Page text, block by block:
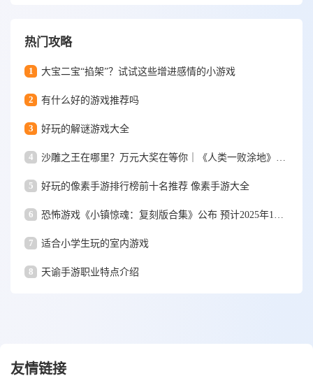
热门攻略
1 大宝二宝“掐架”？试试这些增进感情的小游戏
2 有什么好的游戏推荐吗
3 好玩的解谜游戏大全
4 沙雕之王在哪里？万元大奖在等你｜《人类一败涂地》手游视频大赛
5 好玩的像素手游排行榜前十名推荐 像素手游大全
6 恐怖游戏《小镇惊魂：复刻版合集》公布 预计2025年1月15日发售
7 适合小学生玩的室内游戏
8 天谕手游职业特点介绍
友情链接